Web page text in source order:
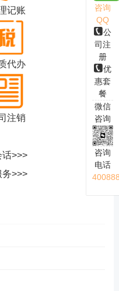
记账
代办
注销
话>>>
务>>>
咨询
QQ
公
司注
册
优
惠套
餐
微信
咨询
咨询
电话